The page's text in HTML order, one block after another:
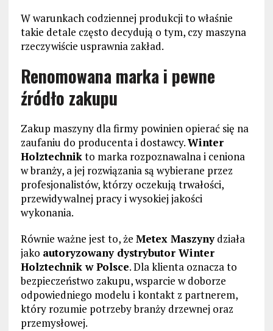
W warunkach codziennej produkcji to właśnie
takie detale często decydują o tym, czy maszyna
rzeczywiście usprawnia zakład.
Renomowana marka i pewne
źródło zakupu
Zakup maszyny dla firmy powinien opierać się na
zaufaniu do producenta i dostawcy.Winter
Holztechnikto marka rozpoznawalna i ceniona
w branży, a jej rozwiązania są wybierane przez
profesjonalistów, którzy oczekują trwałości,
przewidywalnej pracy i wysokiej jakości
wykonania.
Równie ważne jest to, że Metex Maszynydziała
jako autoryzowany dystrybutor Winter
Holztechnik w Polsce. Dla klienta oznacza to
bezpieczeństwo zakupu, wsparcie w doborze
odpowiedniego modelu i kontakt z partnerem,
który rozumie potrzeby branży drzewnej oraz
przemysłowej.